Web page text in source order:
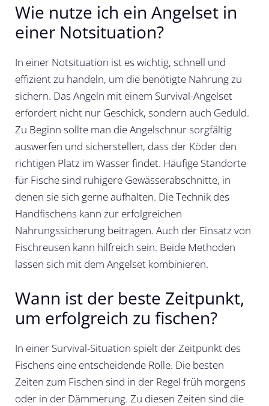
Wie nutze ich ein Angelset in
einer Notsituation?
In einer Notsituation ist es wichtig, schnell und
effizient zu handeln, um die benötigte Nahrung zu
sichern. Das Angeln mit einem Survival-Angelset
erfordert nicht nur Geschick, sondern auch Geduld.
Zu Beginn sollte man die Angelschnur sorgfältig
auswerfen und sicherstellen, dass der Köder den
richtigen Platz im Wasser findet. Häufige Standorte
für Fische sind ruhigere Gewässerabschnitte, in
denen sie sich gerne aufhalten. Die Technik des
Handfischens kann zur erfolgreichen
Nahrungssicherung beitragen. Auch der Einsatz von
Fischreusen kann hilfreich sein. Beide Methoden
lassen sich mit dem Angelset kombinieren.
Wann ist der beste Zeitpunkt,
um erfolgreich zu fischen?
In einer Survival-Situation spielt der Zeitpunkt des
Fischens eine entscheidende Rolle. Die besten
Zeiten zum Fischen sind in der Regel früh morgens
oder in der Dämmerung. Zu diesen Zeiten sind die